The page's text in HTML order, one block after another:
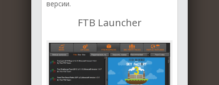
версии.
FTB Launcher